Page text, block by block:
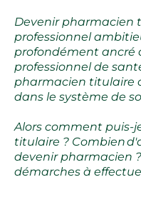
Devenir pharmacien
professionnel
profondément ancré
professionnel de
pharmacien titulaire
dans le système de
Alors comment puis-
titulaire ? Combien
devenir pharmacien
démarches à